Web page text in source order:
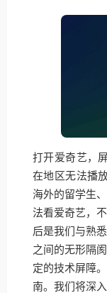
打开爱奇艺，
在地区无法播
海外的留学生
法看爱奇艺，
后是我们与熟
之间的无形隔
定的技术屏障
南。我们将深